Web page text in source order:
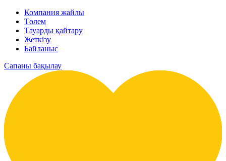
Компания жайлы
Төлем
Тауарды қайтару
Жеткізу
Байланыс
Сапаны бақылау